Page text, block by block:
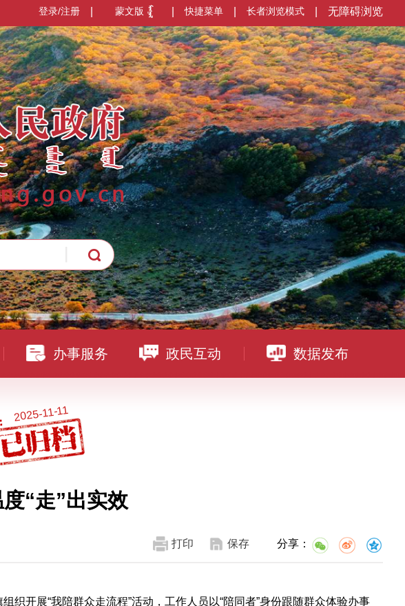
无障碍浏览
长者浏览模式
快捷菜单
蒙文版
登录/注册
办事服务 政民互动 数据发布
2025-11-11
“走”出实效
打印 保存 分享：
织开展“我陪群众走流程”活动，工作人员以“陪同者”身份跟随群众体验办事